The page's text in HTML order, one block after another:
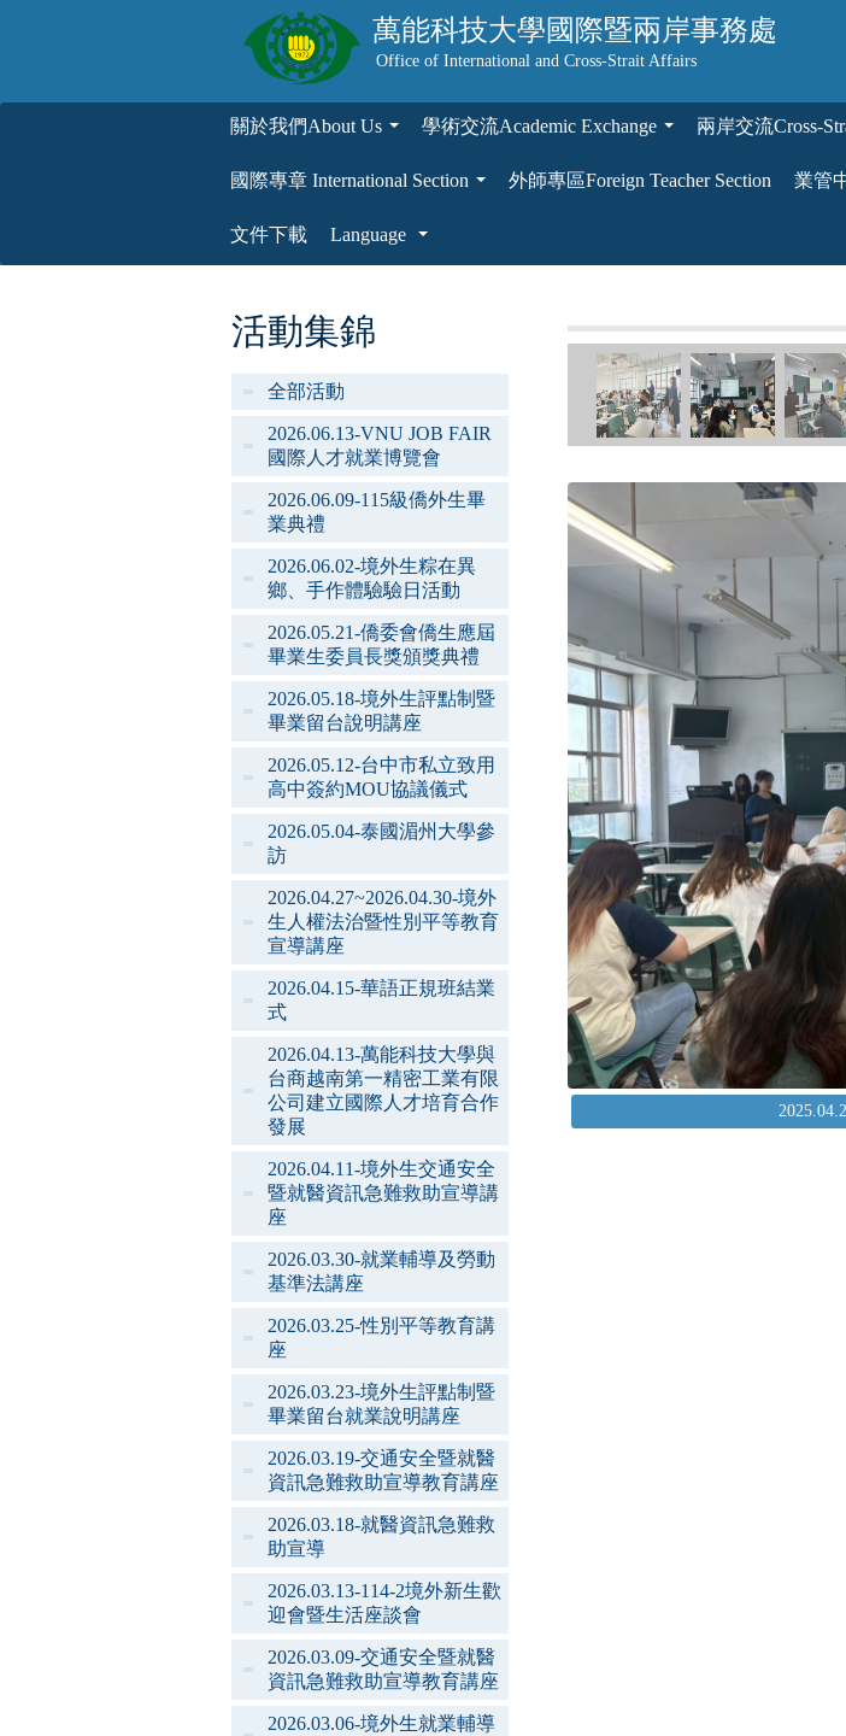
萬能科技大學國際暨兩岸事務處
Office of International and Cross-Strait Affairs
關於我們About Us 學術交流Academic Exchange 兩岸交流Cross-
國際專章 International Section
外師專區Foreign Teacher Section 業管
文件下載
Language
活動集錦
全部活動
2026.06.13-VNU JOB FAIR
國際人才就業博覽會
2026.06.09-115級僑外生畢
業典禮
2026.06.02-境外生粽在異
鄉、手作體驗驗日活動
2026.05.21-僑委會僑生應屆
畢業生委員長獎頒獎典禮
2026.05.18-境外生評點制暨
畢業留台說明講座
2026.05.12-台中市私立致用
高中簽約MOU協議儀式
2026.05.04-泰國湄州大學參
訪
2026.04.27~2026.04.30-境外
生人權法治暨性別平等教育
宣導講座
2026.04.15-華語正規班結業
式
2026.04.13-萬能科技大學與
台商越南第一精密工業有限
公司建立國際人才培育合作
發展
2026.04.11-境外生交通安全
暨就醫資訊急難救助宣導講
座
2026.03.30-就業輔導及勞動
基準法講座
2026.03.25-性別平等教育講
座
2026.03.23-境外生評點制暨
畢業留台就業說明講座
2026.03.19-交通安全暨就醫
資訊急難救助宣導教育講座
2026.03.18-就醫資訊急難救
助宣導
2026.03.13-114-2境外新生歡
迎會暨生活座談會
2026.03.09-交通安全暨就醫
資訊急難救助宣導教育講座
2026.03.06-境外生就業輔導